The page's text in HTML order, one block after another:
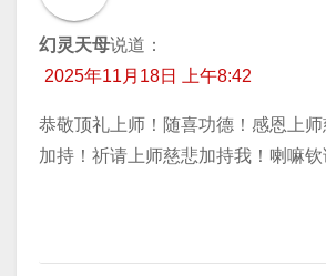
幻灵天母说道：
2025年11月18日 上午8:42
恭敬顶礼上师！随喜功德！感恩上
加持！祈请上师慈悲加持我！喇嘛钦